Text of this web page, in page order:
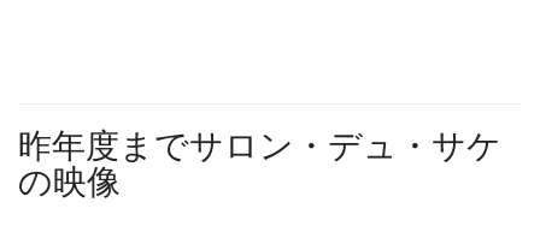
昨年度までサロン・デュ・サケ
の映像